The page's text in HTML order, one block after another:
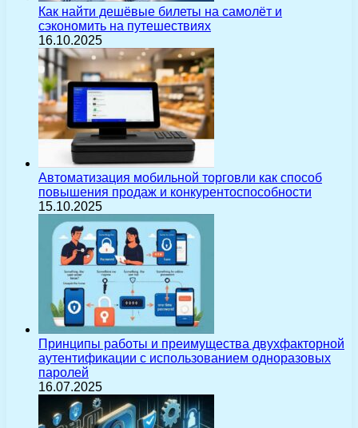
Как найти дешёвые билеты на самолёт и
сэкономить на путешествиях
16.10.2025
Автоматизация мобильной торговли как способ
повышения продаж и конкурентоспособности
15.10.2025
Принципы работы и преимущества двухфакторной
аутентификации с использованием одноразовых
паролей
16.07.2025